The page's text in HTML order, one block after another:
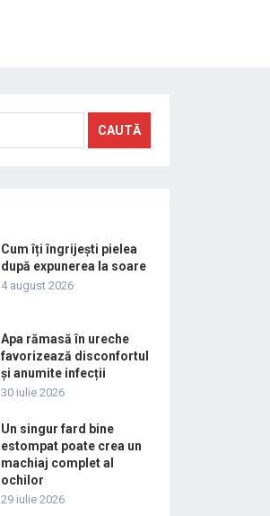
Cum îți îngrijești pielea
după expunerea la soare
4 august 2026
Apa rămasă în ureche
favorizează disconfortul
și anumite infecții
30 iulie 2026
Un singur fard bine
estompat poate crea un
machiaj complet al
ochilor
29 iulie 2026